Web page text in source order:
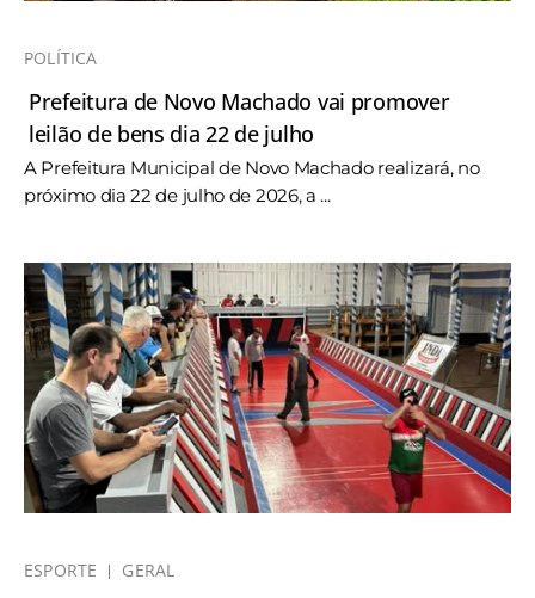
POLÍTICA
Prefeitura de Novo Machado vai promover
leilão de bens dia 22 de julho
A Prefeitura Municipal de Novo Machado realizará, no
próximo dia 22 de julho de 2026, a ...
ESPORTE GERAL